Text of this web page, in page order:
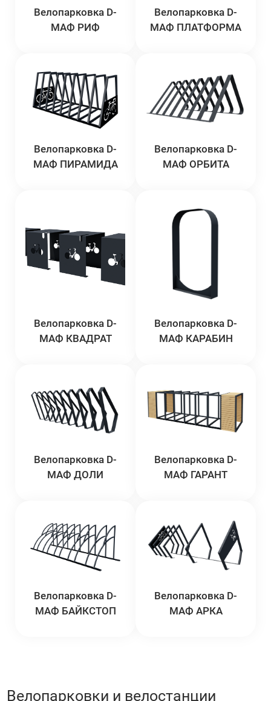
Велопарковка D-
МАФ РИФ
Велопарковка D-
МАФ ПЛАТФОРМА
Велопарковка D-
МАФ ПИРАМИДА
Велопарковка D-
МАФ ОРБИТА
Велопарковка D-
МАФ КВАДРАТ
Велопарковка D-
МАФ КАРАБИН
Велопарковка D-
МАФ ДОЛИ
Велопарковка D-
МАФ ГАРАНТ
Велопарковка D-
МАФ БАЙКСТОП
Велопарковка D-
МАФ АРКА
Велопарковки и велостанции